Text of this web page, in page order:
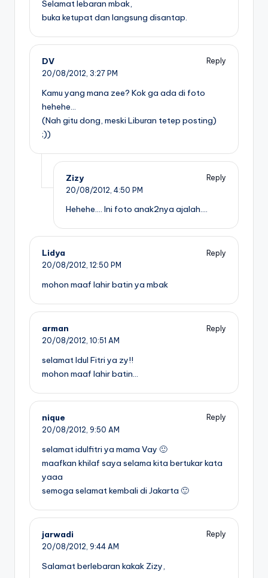
Selamat lebaran mbak,
buka ketupat dan langsung disantap.
DV
Reply
20/08/2012, 3:27 PM
Kamu yang mana zee? Kok ga ada di foto
hehehe…
(Nah gitu dong, meski Liburan tetep posting)
;))
Zizy
Reply
20/08/2012, 4:50 PM
Hehehe…. Ini foto anak2nya ajalah….
Lidya
Reply
20/08/2012, 12:50 PM
mohon maaf lahir batin ya mbak
arman
Reply
20/08/2012, 10:51 AM
selamat Idul Fitri ya zy!!
mohon maaf lahir batin…
nique
Reply
20/08/2012, 9:50 AM
selamat idulfitri ya mama Vay 🙂
maafkan khilaf saya selama kita bertukar kata
yaaa
semoga selamat kembali di Jakarta 🙂
jarwadi
Reply
20/08/2012, 9:44 AM
Salamat berlebaran kakak Zizy,